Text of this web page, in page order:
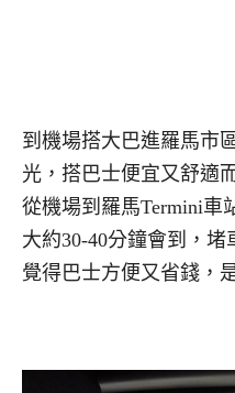
到機場搭大巴進羅馬市
光，搭巴士便宜又舒適
從機場到羅馬Termini車
大約30-40分鐘會到，
覺得巴士方便又省錢，